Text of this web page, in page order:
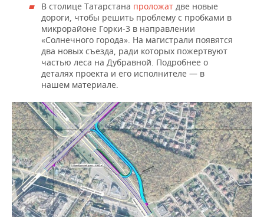
В столице Татарстана проложат две новые
дороги, чтобы решить проблему с пробками в
микрорайоне Горки-3 в направлении
«Солнечного города». На магистрали появятся
два новых съезда, ради которых пожертвуют
частью леса на Дубравной. Подробнее о
деталях проекта и его исполнителе — в
нашем материале.